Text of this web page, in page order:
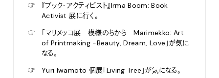
☞
『ブック・アクティビスト』Irma Boom: Book
Activist 展に行く。
☞
「マリメッコ展 模様のちから Marimekko: Art
of Printmaking -Beauty, Dream, Love」が気に
なる。
☞
Yuri Iwamoto 個展「Living Tree」が気になる。